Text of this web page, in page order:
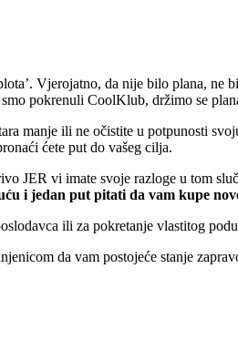
Vjerojatno, da nije bilo plana, ne
pokrenuli CoolKlub, držimo se
manje ili ne očistite u potpunosti
ćete put do vašeg cilja.
JER vi imate svoje razloge u tom
i jedan put pitati da vam kupe
ili za pokretanje vlastitog
da vam postojeće stanje